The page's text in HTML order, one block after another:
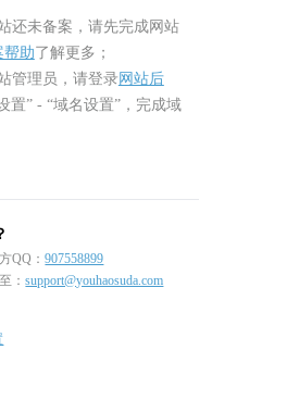
还未备案，请先完成网站
帮助了解更多；
管理员，请登录网站后
置” - “域名设置”，完成域
QQ：907558899
：support@youhaosuda.com